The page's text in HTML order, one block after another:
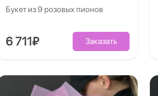
Букет из 9 розовых пионов
6 711₽ Заказать